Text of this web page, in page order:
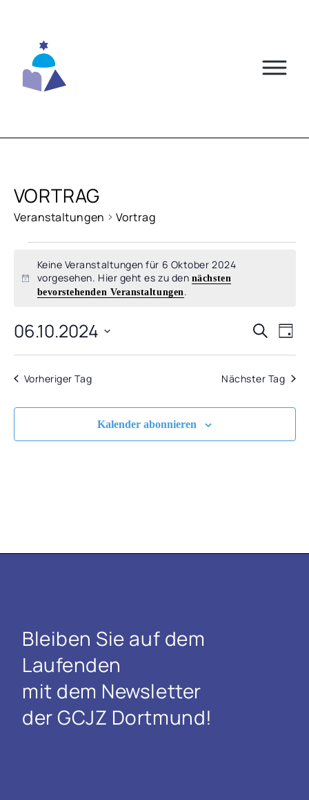
content
VORTRAG
Veranstaltungen Vortrag
VERANSTALTUNGEN
FÜR
OKTOBER
2024
Hinweis
Keine Veranstaltungen für 6 Oktober 2024
vorgesehen. Hier geht es zu den nächsten
bevorstehenden Veranstaltungen.
UND
Suche
Tag
06.10.2024
Datum
Vorheriger Tag Nächster Tag
Kalender abonnieren
Bleiben Sie auf dem
Laufenden
mit dem Newsletter
der GCJZ Dortmund!